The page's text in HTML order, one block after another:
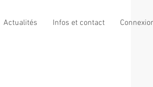
Actualités Infos et contact